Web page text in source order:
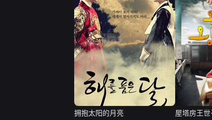
拥抱太阳的月亮
屋塔房王世